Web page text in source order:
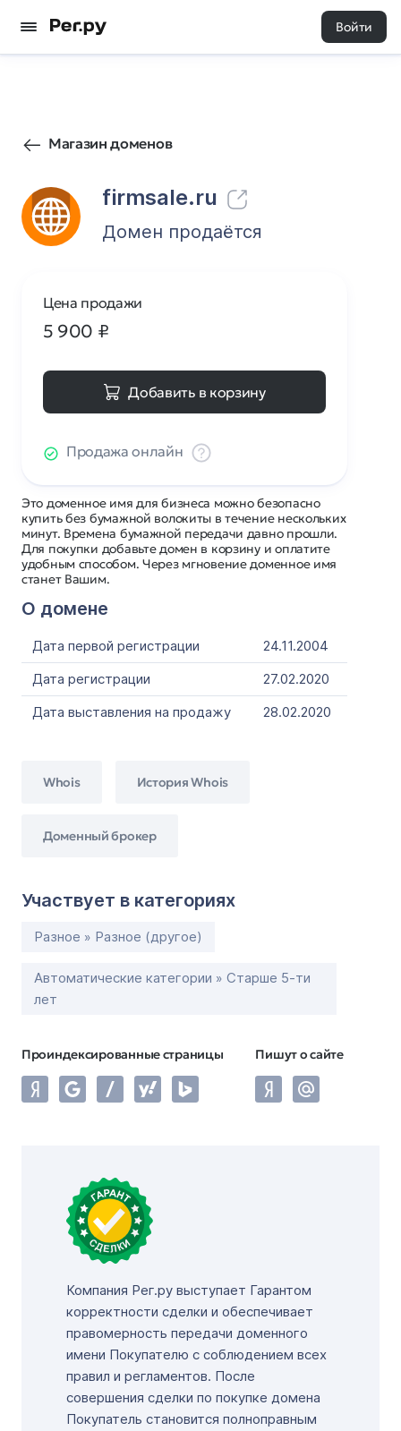
Войти
Магазин доменов
firmsale.ru
28 0
Домен продаётся
Это доменное имя для бизнеса можно безопасно
купить без бумажной волокиты в течение нескольких
минут. Времена бумажной передачи давно прошли.
Для покупки добавьте домен в корзину и оплатите
удобным способом. Через мгновение доменное имя
станет Вашим.
О домене
Дата первой регистрации
24.11.2004
Дата регистрации
27.02.2020
Дата выставления на продажу
28.02.2020
Whois История Whois
Доменный брокер
Участвует в категориях
Разное » Разное (другое)
Автоматические категории » Старше 5-ти
лет
Проиндексированные страницы Пишут о сайте
Цена продажи
5 900 ₽
Добавить в корзину
Продажа онлайн
Компания Рег.ру выступает Гарантом
корректности сделки и обеспечивает
правомерность передачи доменного
имени Покупателю с соблюдением всех
правил и регламентов. После
совершения сделки по покупке домена
Покупатель становится полноправным